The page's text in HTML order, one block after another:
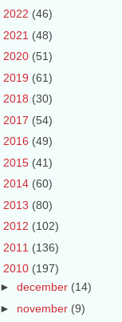
2022 (46)
2021 (48)
2020 (51)
2019 (61)
2018 (30)
2017 (54)
2016 (49)
2015 (41)
2014 (60)
2013 (80)
2012 (102)
2011 (136)
2010 (197)
► december (14)
► november (9)